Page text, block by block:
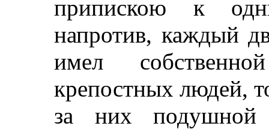
припискою к
напротив, каждый
имел
крепостных людей,
за них